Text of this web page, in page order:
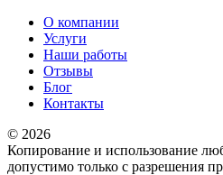
О компании
Услуги
Наши работы
Отзывы
Блог
Контакты
© 2026
Копирование и использование
допустимо только с разрешения